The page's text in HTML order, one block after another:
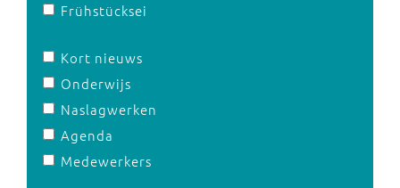
Frühstücksei
Kort nieuws
Onderwijs
Naslagwerken
Agenda
Medewerkers